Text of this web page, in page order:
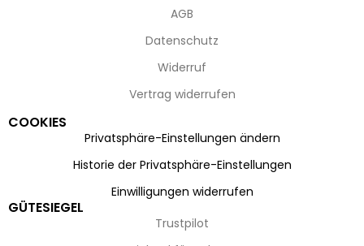
AGB
Datenschutz
Widerruf
Vertrag widerrufen
COOKIES
Privatsphäre-Einstellungen ändern
Historie der Privatsphäre-Einstellungen
Einwilligungen widerrufen
GÜTESIEGEL
Trustpilot